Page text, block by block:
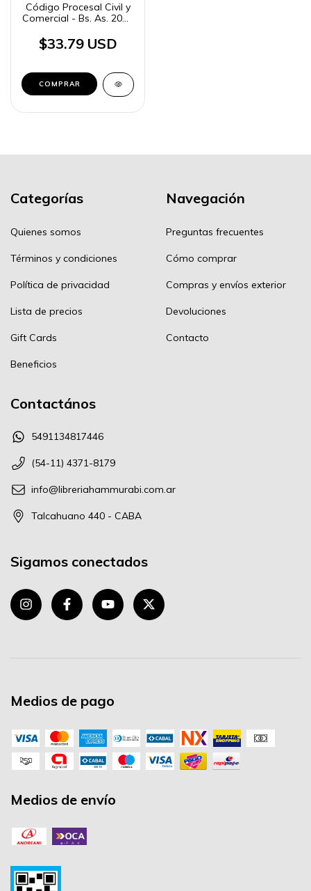
Código Procesal Civil y
Comercial - Bs. As. 2026
$33.79 USD
COMPRAR
Categorías
Quienes somos
Términos y condiciones
Política de privacidad
Lista de precios
Gift Cards
Beneficios
Navegación
Preguntas frecuentes
Cómo comprar
Compras y envíos exterior
Devoluciones
Contacto
Contactános
5491134817446
(54-11) 4371-8179
info@libreriahammurabi.com.ar
Talcahuano 440 - CABA
Sigamos conectados
Medios de pago
Medios de envío